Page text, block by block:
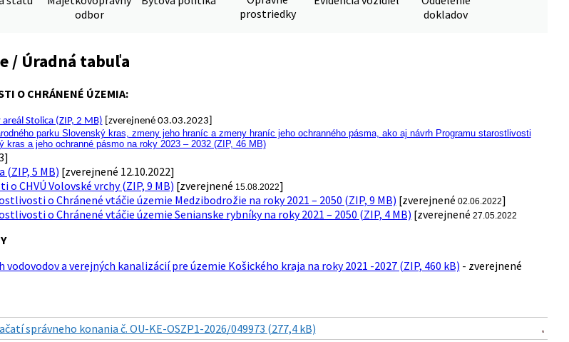
odbor
prostriedky
dokladov
/ Úradná tabuľa
O CHRÁNENÉ ÚZEMIA:
Stolica (ZIP, 2 MB) [zverejnené 03.03.2023]
parku Slovenský kras, zmeny jeho hraníc a zmeny hraníc jeho ochranného pásma, ako aj návrh Programu starostlivosti
kras a jeho ochranné pásmo na roky 2023 – 2032 (ZIP, 46 MB)
(ZIP, 5 MB) [zverejnené 12.10.2022]
CHVÚ Volovské vrchy (ZIP, 9 MB) [zverejnené 15.08.2022]
o Chránené vtáčie územie Medzibodrožie na roky 2021 – 2050 (ZIP, 9 MB) [zverejnené 02.06.2022]
o Chránené vtáčie územie Senianske rybníky na roky 2021 – 2050 (ZIP, 4 MB) [zverejnené 27.05.2022
vodovodov a verejných kanalizácií pre územie Košického kraja na roky 2021 -2027 (ZIP, 460 kB) - zverejnené
správneho konania č. OU-KE-OSZP1-2026/049973 (277,4 kB)